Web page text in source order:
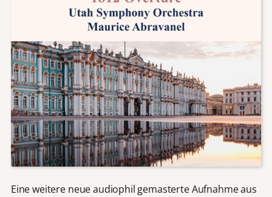
Eine weitere neue audiophil gemasterte Aufnahme aus